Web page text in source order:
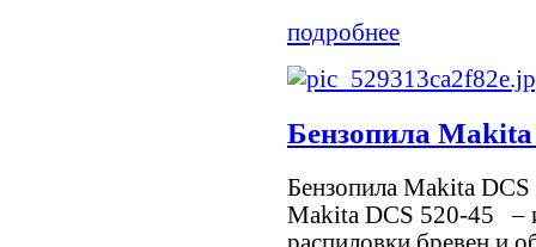
подробнее
Бензопила Makita
Бензопила Makita
Makita DCS 520-45 –
распиловки бревен и